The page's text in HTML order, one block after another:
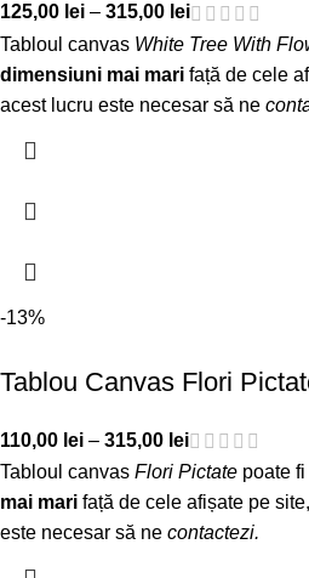
125,00 lei – 315,00 lei
Tabloul canvas White Tree With
dimensiuni mai mari față de cele
acest lucru este necesar să ne
-13%
Tablou Canvas Flori
110,00 lei – 315,00 lei
Tabloul canvas Flori Pictate poate
mai mari față de cele afișate pe
este necesar să ne contactezi.